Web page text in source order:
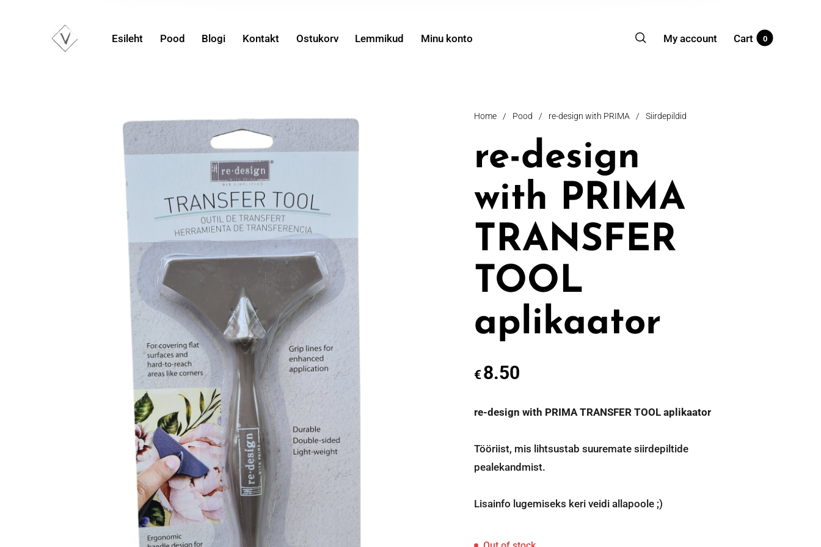
Esileht Pood Blogi Kontakt Ostukorv Lemmikud Minu konto My account Cart 0
Home / Pood / re-design with PRIMA / Siirdepildid
re-design
with PRIMA
TRANSFER
TOOL
aplikaator
€8.50
re-design with PRIMA TRANSFER TOOL aplikaator
Tööriist, mis lihtsustab suuremate siirdepiltide
pealekandmist.
Lisainfo lugemiseks keri veidi allapoole ;)